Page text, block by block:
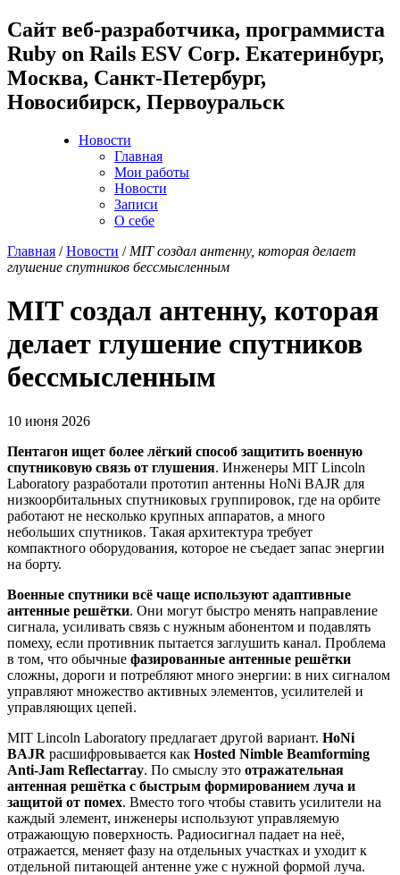
Cайт веб-разработчика, программиста
Ruby on Rails ESV Corp. Екатеринбург,
Москва, Санкт-Петербург,
Новосибирск, Первоуральск
Новости
Главная
Мои работы
Новости
Записи
О себе
Главная /Новости / MIT создал антенну, которая делает
глушение спутников бессмысленным
MIT создал антенну, которая
делает глушение спутников
бессмысленным
10 июня 2026
Пентагон ищет более лёгкий способ защитить военную
спутниковую связь от глушения. Инженеры MIT Lincoln
Laboratory разработали прототип антенны HoNi BAJR для
низкоорбитальных спутниковых группировок, где на орбите
работают не несколько крупных аппаратов, а много
небольших спутников. Такая архитектура требует
компактного оборудования, которое не съедает запас энергии
на борту.
Военные спутники всё чаще используют адаптивные
антенные решётки. Они могут быстро менять направление
сигнала, усиливать связь с нужным абонентом и подавлять
помеху, если противник пытается заглушить канал. Проблема
в том, что обычные фазированные антенные решётки
сложны, дороги и потребляют много энергии: в них сигналом
управляют множество активных элементов, усилителей и
управляющих цепей.
MIT Lincoln Laboratory предлагает другой вариант. HoNi
BAJR расшифровывается как Hosted Nimble Beamforming
Anti-Jam Reflectarray. По смыслу это отражательная
антенная решётка с быстрым формированием луча и
защитой от помех. Вместо того чтобы ставить усилители на
каждый элемент, инженеры используют управляемую
отражающую поверхность. Радиосигнал падает на неё,
отражается, меняет фазу на отдельных участках и уходит к
отдельной питающей антенне уже с нужной формой луча.